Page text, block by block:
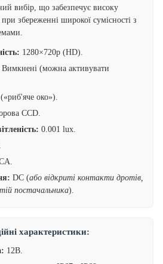
вибір, що забезпечує високу
при збереженні широкої сумісності з
1280×720p (HD).
Вимкнені (можна активувати
око»).
CCD.
0.001 lux.
DC (або відкриті контакти дротів,
постачальника).
характеристики:
12В.